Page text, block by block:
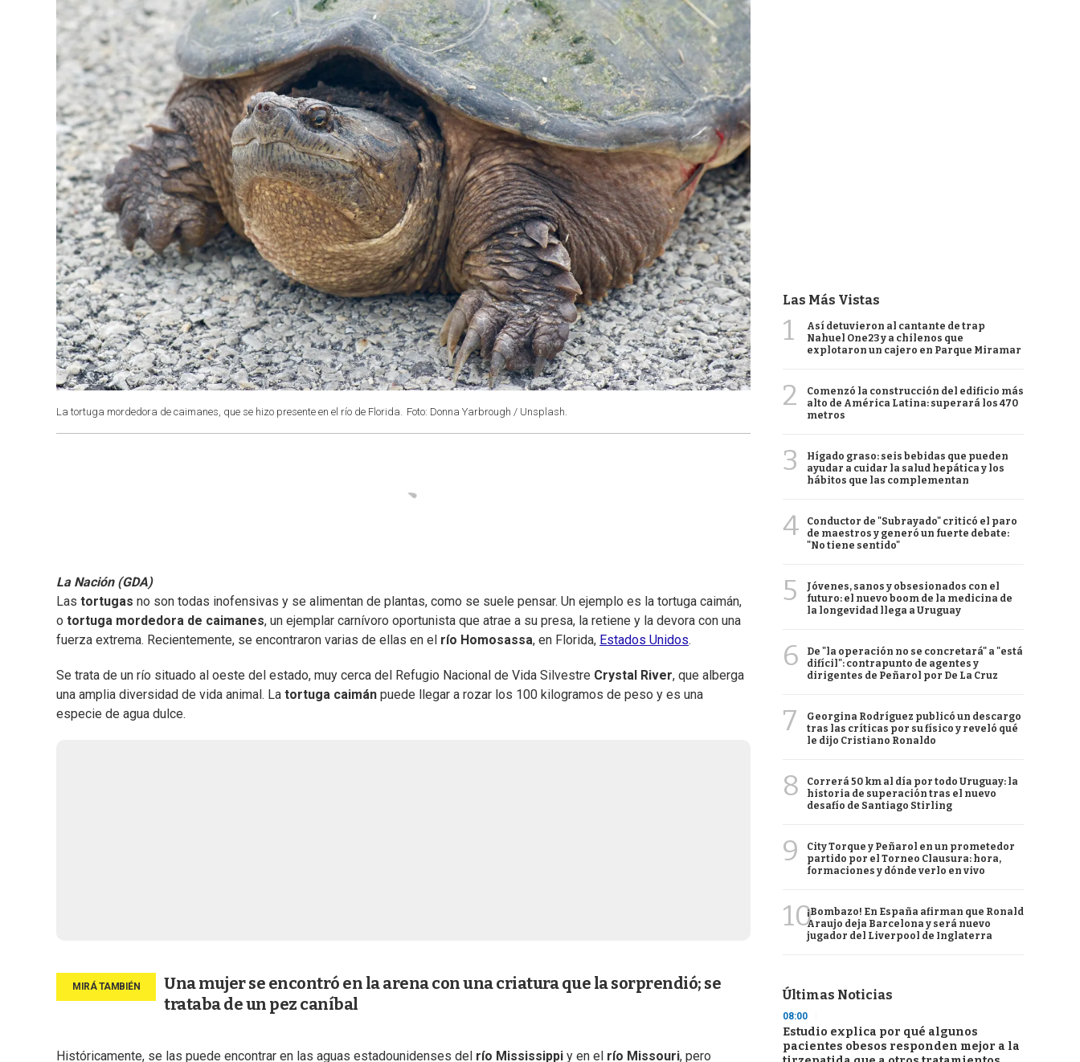
La tortuga mordedora de caimanes, que se hizo presente en el río de Florida. Foto: Donna Yarbrough / Unsplash.
La Nación (GDA)
Las tortugas no son todas inofensivas y se alimentan de plantas, como se suele pensar. Un ejemplo es la tortuga caimán,
o tortuga mordedora de caimanes, un ejemplar carnívoro oportunista que atrae a su presa, la retiene y la devora con una
fuerza extrema. Recientemente, se encontraron varias de ellas en el río Homosassa, en Florida, Estados Unidos.
Se trata de un río situado al oeste del estado, muy cerca del Refugio Nacional de Vida Silvestre Crystal River, que alberga
una amplia diversidad de vida animal. La tortuga caimán puede llegar a rozar los 100 kilogramos de peso y es una
especie de agua dulce.
Una mujer se encontró en la arena con una criatura que la sorprendió; se
trataba de un pez caníbal
Históricamente, se las puede encontrar en las aguas estadounidenses del río Mississippi y en el río Missouri, pero
Las Más Vistas
1
Así detuvieron al cantante de trap
Nahuel One23 y a chilenos que
explotaron un cajero en Parque Miramar
2
Comenzó la construcción del edificio más
alto de América Latina: superará los 470
metros
3
Hígado graso: seis bebidas que pueden
ayudar a cuidar la salud hepática y los
hábitos que las complementan
4
Conductor de "Subrayado" criticó el paro
de maestros y generó un fuerte debate:
"No tiene sentido"
5
Jóvenes, sanos y obsesionados con el
futuro: el nuevo boom de la medicina de
la longevidad llega a Uruguay
6
De "la operación no se concretará" a "está
difícil": contrapunto de agentes y
dirigentes de Peñarol por De La Cruz
7
Georgina Rodríguez publicó un descargo
tras las críticas por su físico y reveló qué
le dijo Cristiano Ronaldo
8
Correrá 50 km al día por todo Uruguay: la
historia de superación tras el nuevo
desafío de Santiago Stirling
9
City Torque y Peñarol en un prometedor
partido por el Torneo Clausura: hora,
formaciones y dónde verlo en vivo
10¡Bombazo! En España afirman que Ronald
Araujo deja Barcelona y será nuevo
jugador del Liverpool de Inglaterra
Últimas Noticias
08:00
Estudio explica por qué algunos
pacientes obesos responden mejor a la